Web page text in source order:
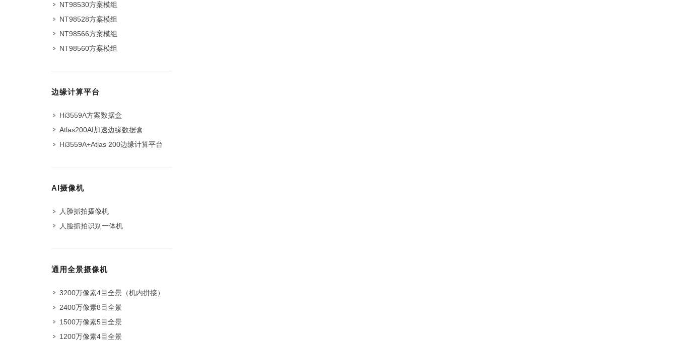
NT98530方案模组
NT98528方案模组
NT98566方案模组
NT98560方案模组
边缘计算平台
Hi3559A方案数据盒
Atlas200AI加速边缘数据盒
Hi3559A+Atlas 200边缘计算平台
AI摄像机
人脸抓拍摄像机
人脸抓拍识别一体机
通用全景摄像机
3200万像素4目全景（机内拼接）
2400万像素8目全景
1500万像素5目全景
1200万像素4目全景